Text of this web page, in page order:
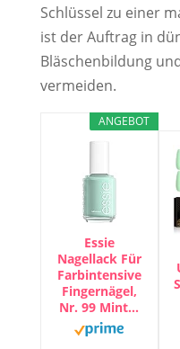
Schlüssel zu einer
ist der Auftrag in
Bläschenbildung
vermeiden.
ANGEBOT
Essie
Nagellack Für
Farbintensive
Fingernägel,
Nr. 99 Mint…